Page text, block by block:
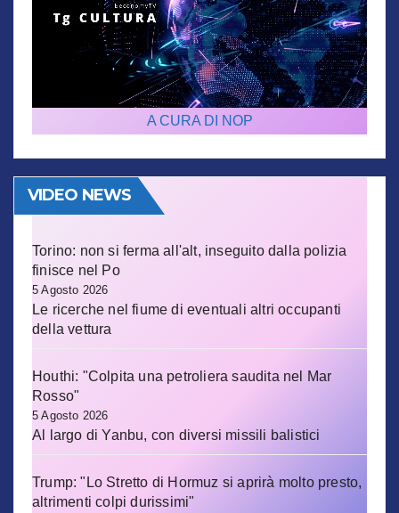
A CURA DI NOP
VIDEO NEWS
Torino: non si ferma all'alt, inseguito dalla polizia
finisce nel Po
5 Agosto 2026
Le ricerche nel fiume di eventuali altri occupanti
della vettura
Houthi: "Colpita una petroliera saudita nel Mar
Rosso"
5 Agosto 2026
Al largo di Yanbu, con diversi missili balistici
Trump: "Lo Stretto di Hormuz si aprirà molto presto,
altrimenti colpi durissimi"